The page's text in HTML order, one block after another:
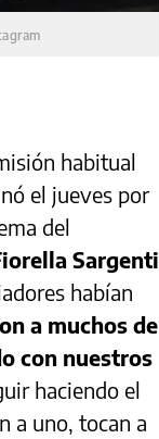
habitual
el jueves por
del
Sargenti
habían
a muchos de
con nuestros
haciendo el
a uno, tocan a